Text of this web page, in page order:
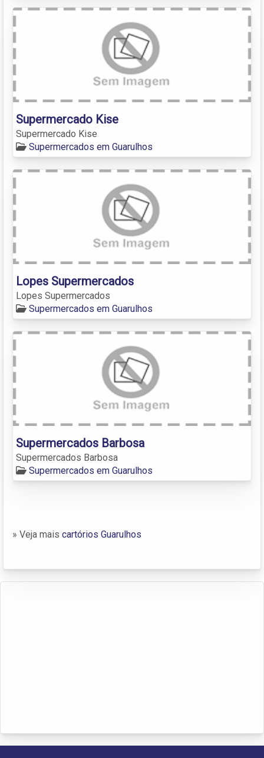
Supermercado Kise
Supermercado Kise
Supermercados em Guarulhos
Lopes Supermercados
Lopes Supermercados
Supermercados em Guarulhos
Supermercados Barbosa
Supermercados Barbosa
Supermercados em Guarulhos
» Veja mais cartórios Guarulhos